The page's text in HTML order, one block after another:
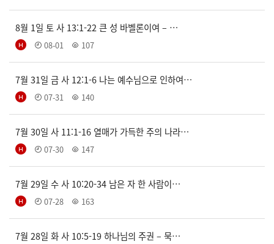
8월 1일 토 사 13:1-22 큰 성 바벨론이여 – …
08-01 107
7월 31일 금 사 12:1-6 나는 예수님으로 인하여…
07-31 140
7월 30일 사 11:1-16 열매가 가득한 주의 나라…
07-30 147
7월 29일 수 사 10:20-34 남은 자 한 사람이…
07-28 163
7월 28일 화 사 10:5-19 하나님의 주권 – 묵…